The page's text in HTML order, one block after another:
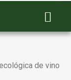
de vino